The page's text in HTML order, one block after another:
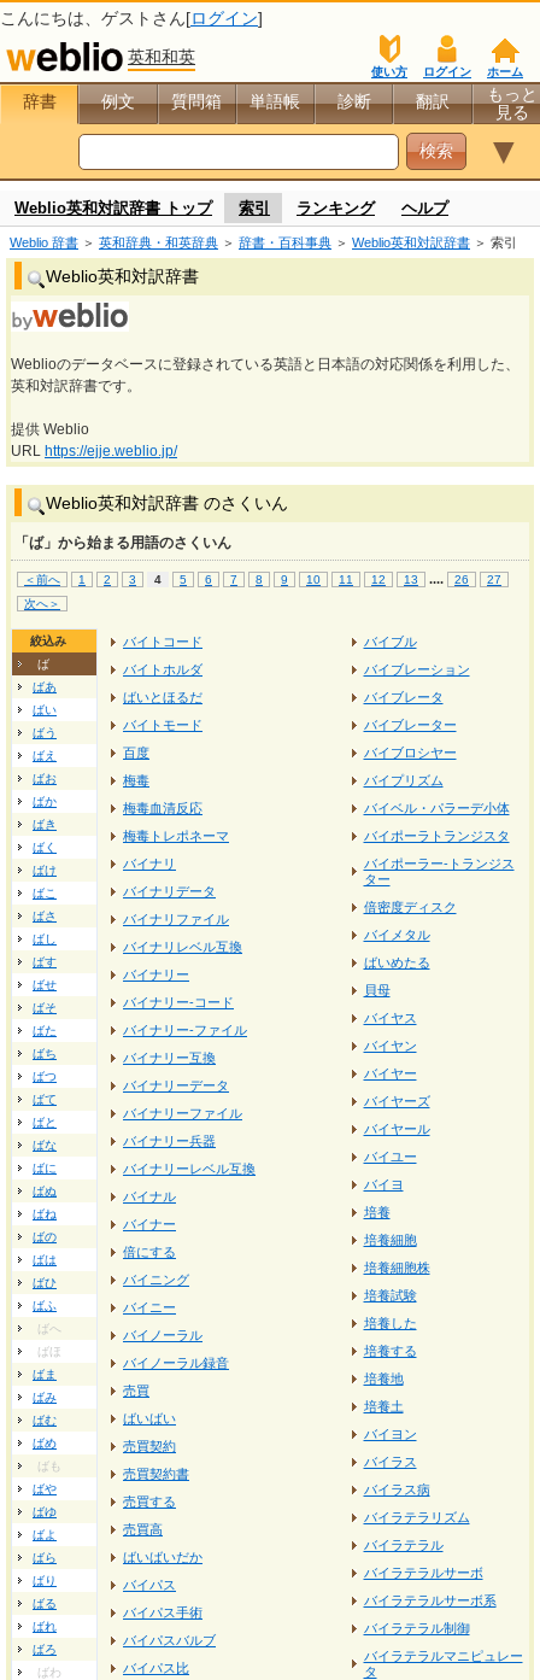
こんにちは、 ゲスト さん[ログイン]
英和和英
ホーム
ログイン
使い方
辞書 例文 質問箱 単語帳 診断 翻訳
もっと
見る
▼
Weblio英和対訳辞書 トップ 索引 ランキング ヘルプ
Weblio 辞書 ＞ 英和辞典・和英辞典 ＞ 辞書・百科事典 ＞ Weblio英和対訳辞書 ＞ 索引
Weblio英和対訳辞書
Weblioのデータベースに登録されている英語と日本語の対応関係を利用した、
英和対訳辞書です。
提供 Weblio
URL https://ejje.weblio.jp/
Weblio英和対訳辞書 のさくいん
「ば」から始まる用語のさくいん
＜前へ 1 2 3 4 5 6 7 8 9 10 11 12 13 .... 26
27
次へ＞
絞込み
ば
ばあ
ばい
ばう
ばえ
ばお
ばか
ばき
ばく
ばけ
ばこ
ばさ
ばし
ばす
ばせ
ばそ
ばた
ばち
ばつ
ばて
ばと
ばな
ばに
ばぬ
ばね
ばの
ばは
ばひ
ばふ
ばへ
ばほ
ばま
ばみ
ばむ
ばめ
ばも
ばや
ばゆ
ばよ
ばら
ばり
ばる
ばれ
ばろ
ばわ
バイトコード
バイトホルダ
ばいとほるだ
バイトモード
百度
梅毒
梅毒血清反応
梅毒トレポネーマ
バイナリ
バイナリデータ
バイナリファイル
バイナリレベル互換
バイナリー
バイナリー‐コード
バイナリー‐ファイル
バイナリー互換
バイナリーデータ
バイナリーファイル
バイナリー兵器
バイナリーレベル互換
バイナル
バイナー
倍にする
バイニング
バイニー
バイノーラル
バイノーラル録音
売買
ばいばい
売買契約
売買契約書
売買する
売買高
ばいばいだか
バイパス
バイパス手術
バイパスバルブ
バイパス比
バイブル
バイブレーション
バイブレータ
バイブレーター
バイブロシヤー
バイプリズム
バイベル・パラーデ小体
バイポーラトランジスタ
バイポーラー‐トランジス
ター
倍密度ディスク
バイメタル
ばいめたる
貝母
バイヤス
バイヤン
バイヤー
バイヤーズ
バイヤール
バイユー
バイヨ
培養
培養細胞
培養細胞株
培養試験
培養した
培養する
培養地
培養土
バイヨン
バイラス
バイラス病
バイラテラリズム
バイラテラル
バイラテラルサーボ
バイラテラルサーボ系
バイラテラル制御
バイラテラルマニピュレー
タ